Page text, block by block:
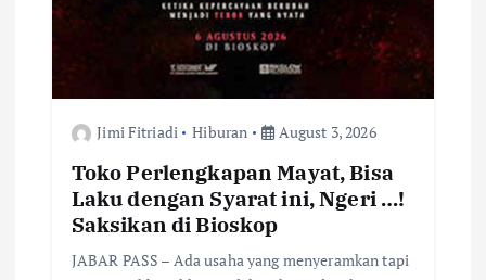
Jimi Fitriadi Hiburan August 3, 2026
Toko Perlengkapan Mayat, Bisa
Laku dengan Syarat ini, Ngeri …!
Saksikan di Bioskop
JABAR PASS – Ada usaha yang menyeramkan tapi